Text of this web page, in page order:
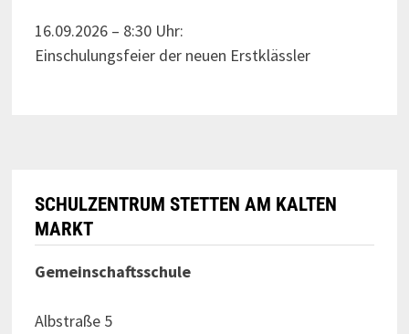
16.09.2026 – 8:30 Uhr:
Einschulungsfeier der neuen Erstklässler
SCHULZENTRUM STETTEN AM KALTEN
MARKT
Gemeinschaftsschule
Albstraße 5